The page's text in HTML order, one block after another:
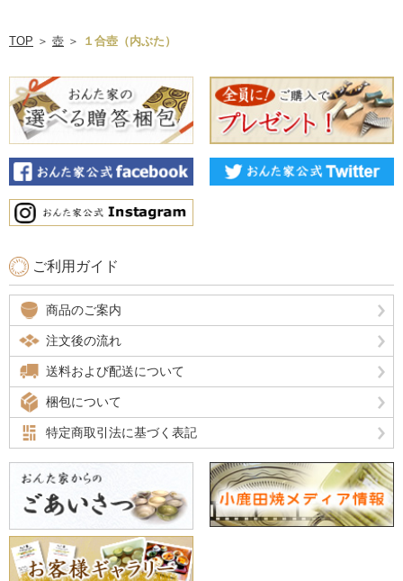
TOP ＞ 壺 ＞ １合壺（内ぶた）
ご利用ガイド
商品のご案内
注文後の流れ
送料および配送について
梱包について
特定商取引法に基づく表記